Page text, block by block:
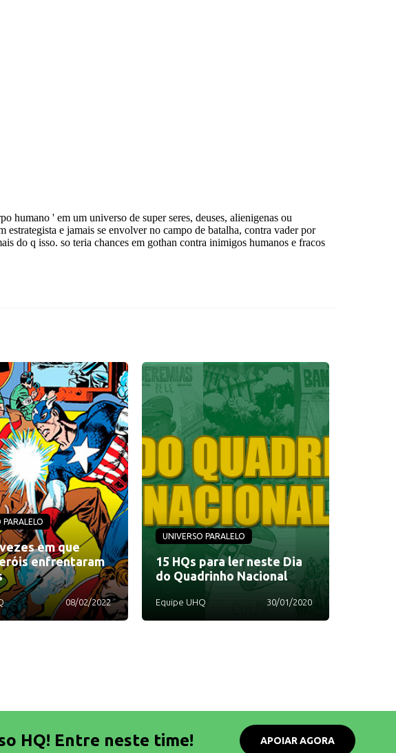
PARALELO
em que
enfrentaram
08/02/2022
UNIVERSO PARALELO
15 HQs para ler neste Dia
do Quadrinho Nacional
Equipe UHQ 30/01/2020
HQ! Entre neste time! APOIAR AGORA